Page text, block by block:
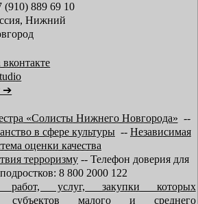
(910) 889 69 10
Нижний
➔
«Солисты Нижнего Новгорода» --
в сфере культуры -- Независимая
оценки качества
терроризму -- Телефон доверия для
8 800 2000 122
работ, услуг, закупки которых
субъектов малого и среднего